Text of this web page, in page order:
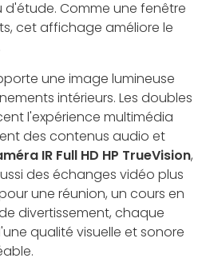
d'étude. Comme une fenêtre
cet affichage améliore le
une image lumineuse
intérieurs. Les doubles
l'expérience multimédia
des contenus audio et
IR Full HD HP TrueVision,
des échanges vidéo plus
une réunion, un cours en
divertissement, chaque
qualité visuelle et sonore